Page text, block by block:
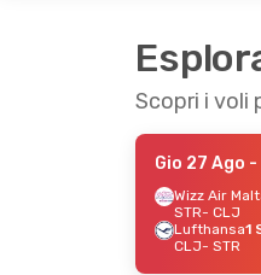
Scopri i voli
Gio 27 Ago -
Wizz Air
STR- CLJ
Lufthansa1
CLJ- STR